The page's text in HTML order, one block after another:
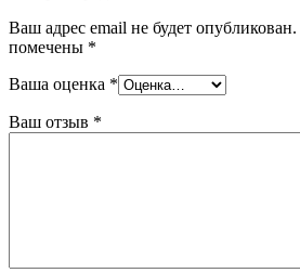
Ваш адрес email не будет опубликован.
помечены *
Ваша оценка *
Ваш отзыв *